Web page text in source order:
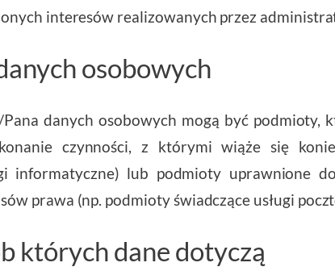
interesów realizowanych przez
osobowych
danych osobowych mogą być
czynności, z którymi wiąże się
informatyczne) lub podmioty uprawnione
prawa (np. podmioty świadczące usługi
których dane dotyczą